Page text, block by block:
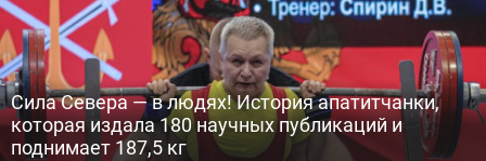
Сила Севера — в людях! История апатитчанки,
которая издала 180 научных публикаций и
поднимает 187,5 кг